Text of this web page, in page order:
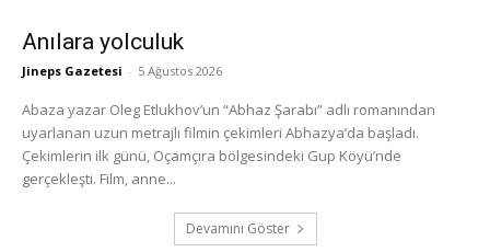
Anılara yolculuk
Jineps Gazetesi - 5 Ağustos 2026
Abaza yazar Oleg Etlukhov’un “Abhaz Şarabı” adlı romanından
uyarlanan uzun metrajlı filmin çekimleri Abhazya’da başladı.
Çekimlerin ilk günü, Oçamçıra bölgesindeki Gup Köyü’nde
gerçekleşti. Film, anne...
Devamını Göster